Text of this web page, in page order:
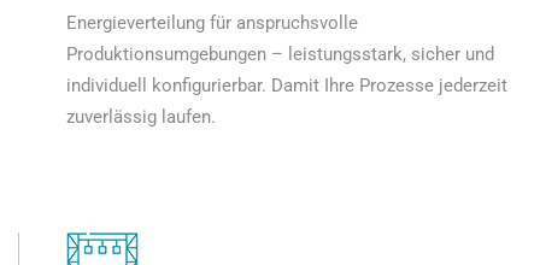
Energieverteilung für anspruchsvolle
Produktionsumgebungen – leistungsstark, sicher und
individuell konfigurierbar. Damit Ihre Prozesse jederzeit
zuverlässig laufen.